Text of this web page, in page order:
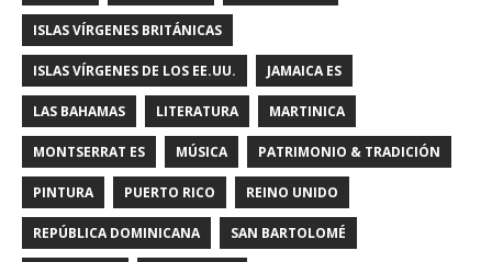
ISLAS VÍRGENES BRITÁNICAS
ISLAS VÍRGENES DE LOS EE.UU. JAMAICA ES
LAS BAHAMAS LITERATURA MARTINICA
MONTSERRAT ES MÚSICA PATRIMONIO & TRADICIÓN
PINTURA PUERTO RICO REINO UNIDO
REPÚBLICA DOMINICANA SAN BARTOLOMÉ